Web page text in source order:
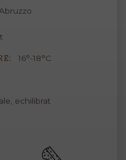
16°-18°C
echilibrat